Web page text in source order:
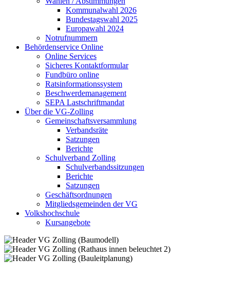
Kommunalwahl 2026
Bundestagswahl 2025
Europawahl 2024
Notrufnummern
Behördenservice Online
Online Services
Sicheres Kontaktformular
Fundbüro online
Ratsinformationssystem
Beschwerdemanagement
SEPA Lastschriftmandat
Über die VG-Zolling
Gemeinschaftsversammlung
Verbandsräte
Satzungen
Berichte
Schulverband Zolling
Schulverbandssitzungen
Berichte
Satzungen
Geschäftsordnungen
Mitgliedsgemeinden der VG
Volkshochschule
Kursangebote